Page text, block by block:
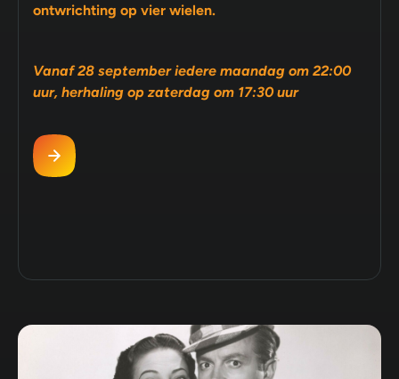
ontwrichting op vier wielen.
Vanaf 28 september iedere maandag om 22:00
uur, herhaling op zaterdag om 17:30 uur